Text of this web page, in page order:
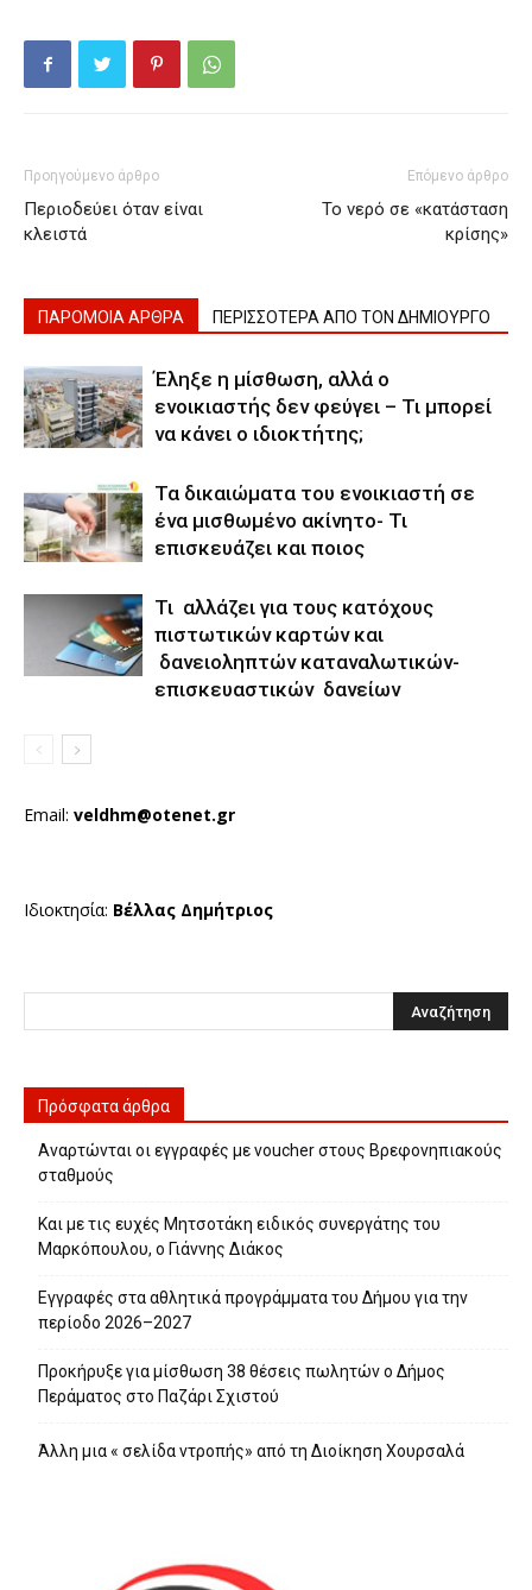
Προηγούμενο άρθρο
Περιοδεύει όταν είναι
κλειστά
Επόμενο άρθρο
Το νερό σε «κατάσταση
κρίσης»
ΠΑΡΟΜΟΙΑ ΑΡΘΡΑ ΠΕΡΙΣΣΟΤΕΡΑ ΑΠΟ ΤΟΝ ΔΗΜΙΟΥΡΓΟ
Έληξε η μίσθωση, αλλά ο
ενοικιαστής δεν φεύγει – Τι μπορεί
να κάνει ο ιδιοκτήτης;
Τα δικαιώματα του ενοικιαστή σε
ένα μισθωμένο ακίνητο- Τι
επισκευάζει και ποιος
Τι αλλάζει για τους κατόχους
πιστωτικών καρτών και
δανειοληπτών καταναλωτικών-
επισκευαστικών δανείων
Email: veldhm@otenet.gr
Ιδιοκτησία: Βέλλας Δημήτριος
Πρόσφατα άρθρα
Αναρτώνται οι εγγραφές με voucher στους Βρεφονηπιακούς
σταθμούς
Και με τις ευχές Μητσοτάκη ειδικός συνεργάτης του
Μαρκόπουλου, ο Γιάννης Διάκος
Εγγραφές στα αθλητικά προγράμματα του Δήμου για την
περίοδο 2026–2027
Προκήρυξε για μίσθωση 38 θέσεις πωλητών ο Δήμος
Περάματος στο Παζάρι Σχιστού
Άλλη μια « σελίδα ντροπής» από τη Διοίκηση Χουρσαλά